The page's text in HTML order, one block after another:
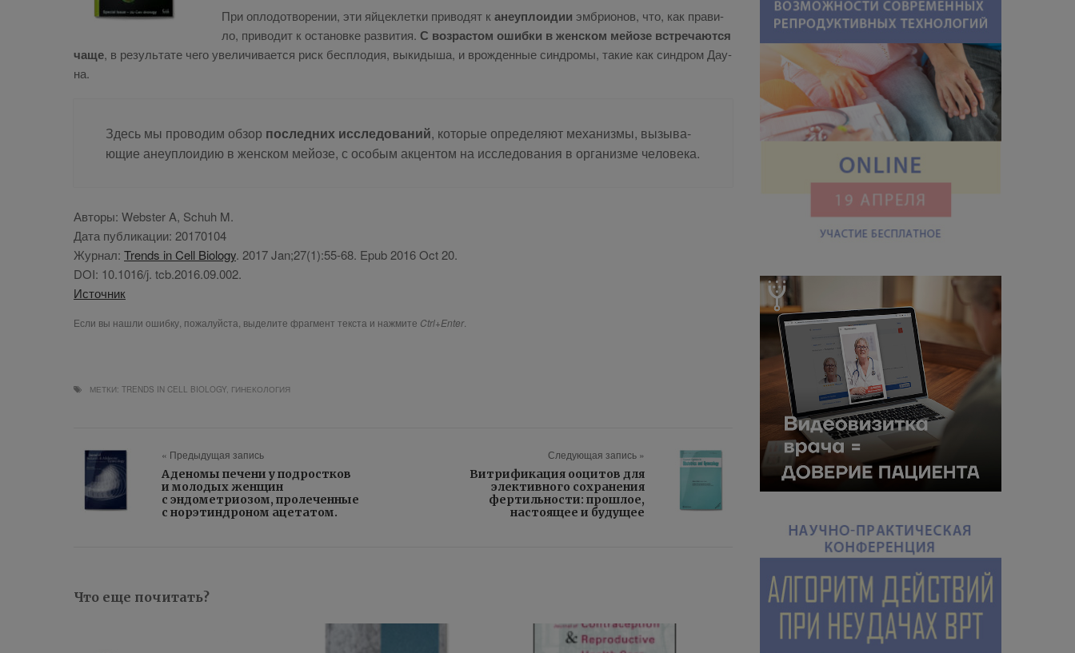
При опло­до­тво­ре­нии, эти яй­це­клет­ки при­во­дят к ане­уп­ло­и­дии эм­бри­о­нов, что, как пра­ви­
ло, при­во­дит к оста­нов­ке раз­ви­тия. С воз­рас­том ошиб­ки в жен­ском мей­о­зе встре­ча­ют­ся
ча­ще, в ре­зуль­та­те че­го уве­ли­чи­ва­ет­ся риск бес­пло­дия, вы­ки­ды­ша, и врож­ден­ные син­дро­мы, та­кие как син­дром Да­у­
на.
Здесь мы про­во­дим об­зор по­след­них ис­сле­до­ва­ний, ко­то­рые опре­де­ля­ют ме­ха­низ­мы, вы­зы­ва­
ю­щие ане­уп­ло­и­дию в жен­ском мей­о­зе, с осо­бым ак­цен­том на ис­сле­до­ва­ния в ор­га­низ­ме че­ло­ве­ка.
Ав­то­ры: Webster A, Schuh M.
Да­та пуб­ли­ка­ции: 20170104
Жур­нал: Trends in Cell Biology. 2017 Jan;27(1):55-68. Epub 2016 Oct 20.
DOI: 10.1016/j. tcb.2016.09.002.
Ис­точ­ник
Если вы нашли ошибку, пожалуйста, выделите фрагмент текста и нажмите Ctrl+Enter.
МЕТКИ: TRENDS IN CELL BIOLOGY, ГИНЕКОЛОГИЯ
« Предыдущая запись
Аденомы печени у подростков
и молодых женщин
с эндометриозом, пролеченные
с норэтиндроном ацетатом.
Следующая запись »
Витрификация ооцитов для
элективного сохранения
фертильности: прошлое,
настоящее и будущее
Что еще почитать?